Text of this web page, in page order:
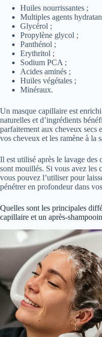
Huiles nourrissantes ;
Multiples agents
Glycérol ;
Propylène glycol ;
Panthénol ;
Erythritol ;
Sodium PCA ;
Acides aminés ;
Huiles végétales ;
Minéraux.
Un masque capillaire est
naturelles et d’ingrédients
parfaitement aux cheveux secs
vos cheveux et les ramène à la
Il est utilisé après le lavage des
sont mouillés. Si vous avez les
vous pouvez l’utiliser pour
pénétrer en profondeur dans
Quelles sont les principales
capillaire et un après-